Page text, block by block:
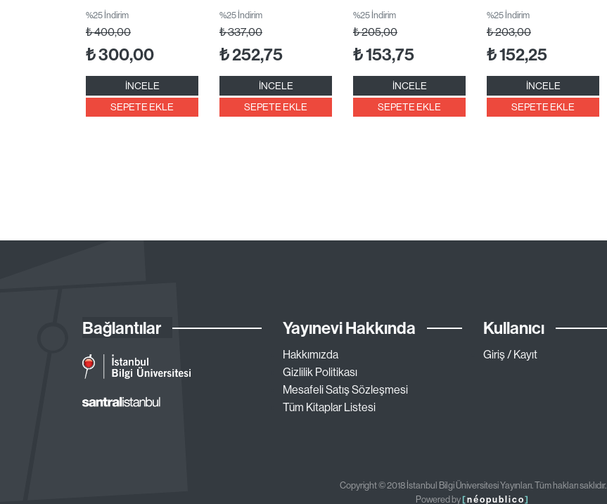
%25 İndirim
₺400,00
₺300,00
İNCELE
SEPETE EKLE
%25 İndirim
₺337,00
₺252,75
İNCELE
SEPETE EKLE
%25 İndirim
₺205,00
₺153,75
İNCELE
SEPETE EKLE
%25 İndirim
₺203,00
₺152,25
İNCELE
SEPETE EKLE
Bağlantılar Yayınevi Hakkında
Hakkımızda
Gizlilik Politikası
Mesafeli Satış Sözleşmesi
Tüm Kitaplar Listesi
Kullanıcı
Giriş / Kayıt
Copyright © 2018 İstanbul Bilgi Üniversitesi Yayınları. Tüm hakları saklıdır.
Powered by[néopublico]